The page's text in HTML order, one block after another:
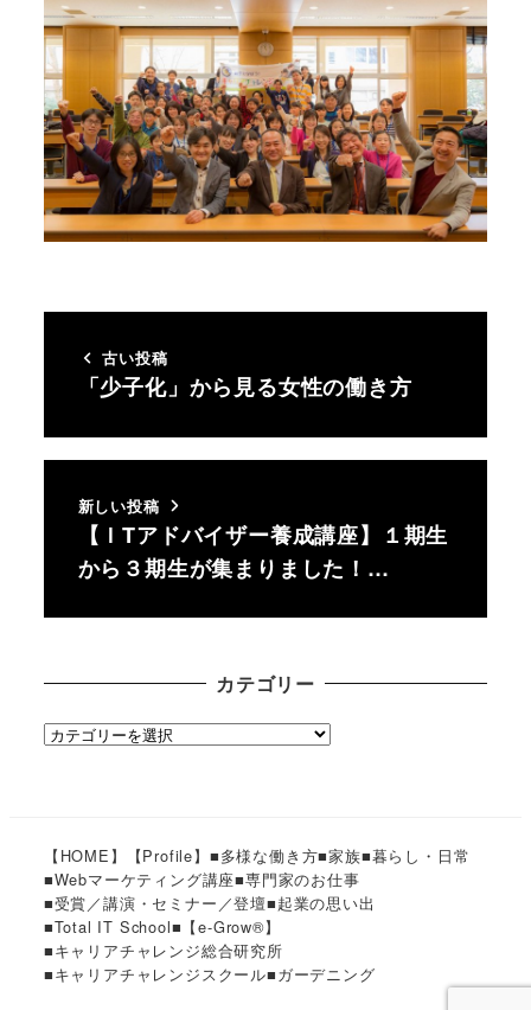
古い投稿
「少子化」から見る女性の働き方
新しい投稿
【ＩTアドバイザー養成講座】１期生
から３期生が集まりました！…
カテゴリー
カ
【HOME】 【Profile】 ■多様な働き方■家族■暮らし・日常
■Webマーケティング講座■専門家のお仕事
■受賞／講演・セミナー／登壇■起業の思い出
■Total IT School■【e-Grow®︎】
■キャリアチャレンジ総合研究所
■キャリアチャレンジスクール■ガーデニング